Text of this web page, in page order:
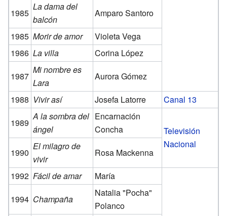
1985
La dama del
balcón
Amparo Santoro
1985 Morir de amor
Violeta Vega
1986 La villa
Corina López
1987
Mi nombre es
Lara
Aurora Gómez
1988 Vivir así Josefa Latorre
Canal 13
1989
A la sombra del
ángel
Encarnación
Concha
Televisión
Nacional
1990
El milagro de
vivir
Rosa Mackenna
1992 Fácil de amar María
1994 Champaña
Natalia "Pocha"
Polanco